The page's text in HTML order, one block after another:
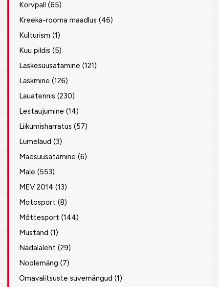
Korvpall (65)
Kreeka-rooma maadlus (46)
Kulturism (1)
Kuu pildis (5)
Laskesuusatamine (121)
Laskmine (126)
Lauatennis (230)
Lestaujumine (14)
Liikumisharratus (57)
Lumelaud (3)
Mäesuusatamine (6)
Male (553)
MEV 2014 (13)
Motosport (8)
Mõttesport (144)
Mustand (1)
Nädalaleht (29)
Noolemäng (7)
Omavalitsuste suvemängud (1)